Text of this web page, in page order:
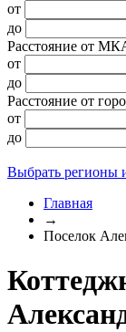
от
до
Расстояние от
от
до
Расстояние от
от
до
Выбрать регионы
Главная
→
Поселок